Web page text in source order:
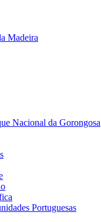
Madeira
Nacional da Gorongosa
Portuguesas